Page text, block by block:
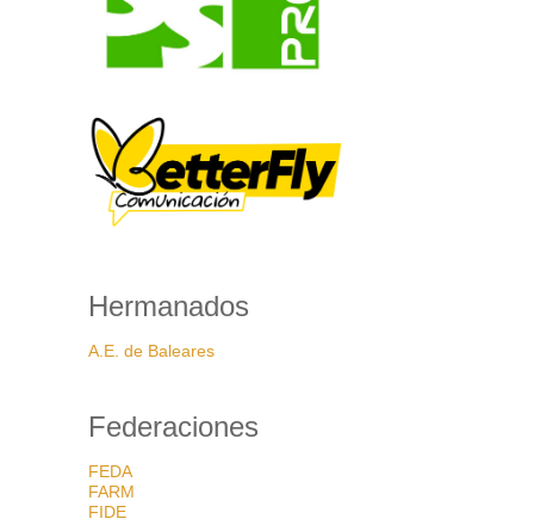
Hermanados
A.E. de Baleares
Federaciones
FEDA
FARM
FIDE